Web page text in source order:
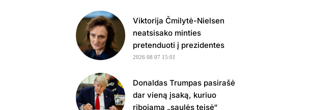
Viktorija Čmilytė-Nielsen
neatsisako minties
pretenduoti į prezidentes
2026 08 07 15:01
Donaldas Trumpas pasirašė
dar vieną įsaką, kuriuo
ribojama „saulės teisė“